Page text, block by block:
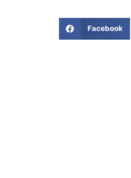
Facebook